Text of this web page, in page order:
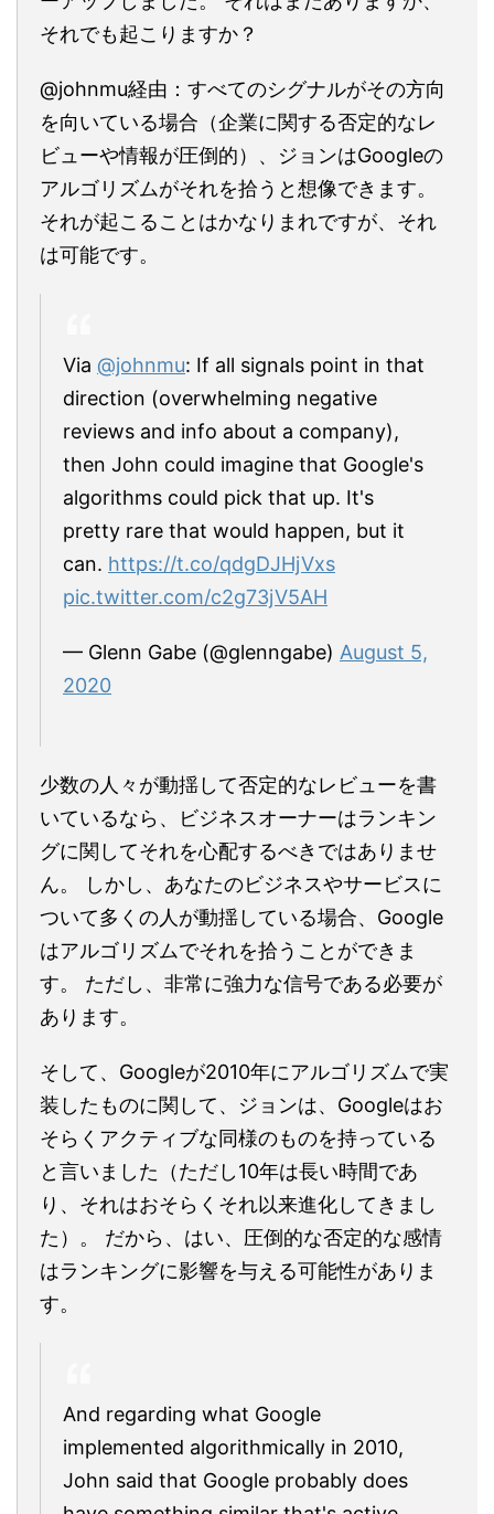
それでも起こりますか？
@johnmu経由：すべてのシグナルがその方向
を向いている場合（企業に関する否定的なレ
ビューや情報が圧倒的）、ジョンはGoogleの
アルゴリズムがそれを拾うと想像できます。
それが起こることはかなりまれですが、それ
は可能です。
Via @johnmu: If all signals point in that
direction (overwhelming negative
reviews and info about a company),
then John could imagine that Google's
algorithms could pick that up. It's
pretty rare that would happen, but it
can. https://t.co/qdgDJHjVxs
pic.twitter.com/c2g73jV5AH
— Glenn Gabe (@glenngabe) August 5,
2020
少数の人々が動揺して否定的なレビューを書
いているなら、ビジネスオーナーはランキン
グに関してそれを心配するべきではありませ
ん。 しかし、あなたのビジネスやサービスに
ついて多くの人が動揺している場合、Google
はアルゴリズムでそれを拾うことができま
す。 ただし、非常に強力な信号である必要が
あります。
そして、Googleが2010年にアルゴリズムで実
装したものに関して、ジョンは、Googleはお
そらくアクティブな同様のものを持っている
と言いました（ただし10年は長い時間であ
り、それはおそらくそれ以来進化してきまし
た）。 だから、はい、圧倒的な否定的な感情
はランキングに影響を与える可能性がありま
す。
And regarding what Google
implemented algorithmically in 2010,
John said that Google probably does